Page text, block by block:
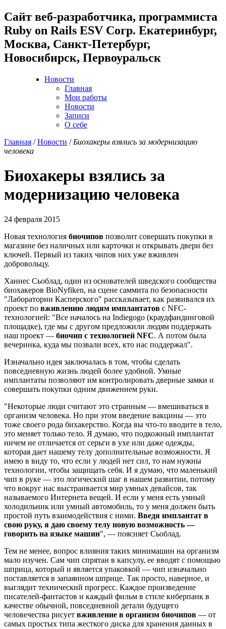
Cайт веб-разработчика, программиста
Ruby on Rails ESV Corp. Екатеринбург,
Москва, Санкт-Петербург,
Новосибирск, Первоуральск
Новости
Главная
Мои работы
Новости
Записи
О себе
Главная /Новости / Биохакеры взялись за модернизацию
человека
Биохакеры взялись за
модернизацию человека
24 февраля 2015
Новая технология биочипов позволит совершать покупки в
магазине без наличных или карточки и открывать двери без
ключей. Первый из таких чипов них уже вживлен
добровольцу.
Ханнес Сьоблад, один из основателей шведского сообщества
биохакеров BioNyfiken, на сцене саммита по безопасности
"Лаборатории Касперского" рассказывает, как развивался их
проект по вживлению людям имплантатов с NFC-
технологией: "Все началось на Indiegogo (краудфандинговой
площадке), где мы с другом предложили людям поддержать
наш проект — биочип с технологией NFC. А потом была
вечеринка, куда мы позвали всех, кто нас поддержал".
Изначально идея заключалась в том, чтобы сделать
повседневную жизнь людей более удобной. Умные
имплантаты позволяют им контролировать дверные замки и
совершать покупки одним движением руки.
"Некоторые люди считают это странным — вмешиваться в
организм человека. Но при этом введение вакцины — это
тоже своего рода бихакерство. Когда вы что-то вводите в тело,
это меняет только тело. Я думаю, что подкожный имплантат
ничем не отличается от серьги в ухе или даже одежды,
которая дает нашему телу дополнительные возможности. Я
имею в виду то, что если у людей нет сил, то нам нужны
технологии, чтобы защищать себя. И я думаю, что маленький
чип в руке — это логический шаг в нашем развитии, потому
что вокруг нас выстраивается мир умных девайсов, так
называемого Интернета вещей. И если у меня есть умный
холодильник или умный автомобиль, то у меня должен быть
простой путь взаимодействия с ними. Введя имплантат в
свою руку, я даю своему телу новую возможность —
говорить на языке машин", — поясняет Сьоблад.
Тем не менее, вопрос влияния таких минимашин на организм
мало изучен. Сам чип спрятан в капсулу, ее вводят с помощью
шприца, который и является упаковкой — чип изначально
поставляется в запаянном шприце. Так просто, наверное, и
выглядит технический прогресс. Каждое произведение
писателей-фантастов и каждый фильм в стиле киберпанк в
качестве обычной, повседневной детали будущего
человечества рисует вживление в организм биочипов — от
самых простых типа жесткого диска для хранения данных в